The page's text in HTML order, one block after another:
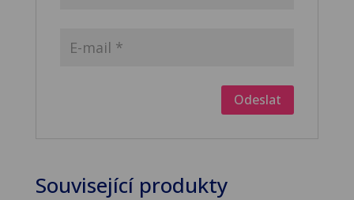
Související produkty